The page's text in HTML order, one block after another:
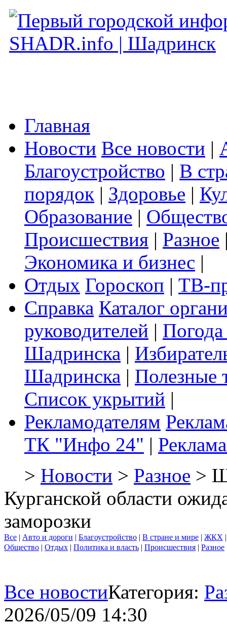
Главная
Новости Все новости |
Благоустройство | В
порядок | Здоровье |
Образование |
Происшествия | Разное
Экономика и бизнес |
Отдых Гороскоп | ТВ-
Справка Каталог
руководителей |
Шадринска |
Шадринска | Полезные
Список укрытий |
Рекламодателям
ТК "Инфо 24" |
> Новости > Разное >
Курганской области
заморозки
Все | Авто и дороги | Благоустройство | В стране и мире | ЖКХ
Общество | Отдых | Политика и власть | Происшествия | Разное
Все новостиКатегория:
2026/05/09 14:30